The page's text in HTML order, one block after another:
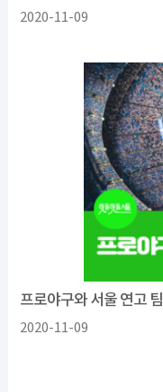
2020-11-09
프로야구와 서울 연고 팀
2020-11-09